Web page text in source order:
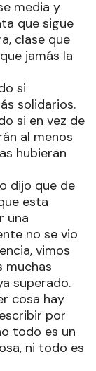
media y
que sigue
clase que
jamás la
si
solidarios.
si en vez de
al menos
hubieran
dijo que de
esta
una
no se vio
vimos
muchas
superado.
cosa hay
por
todo es un
ni todo es